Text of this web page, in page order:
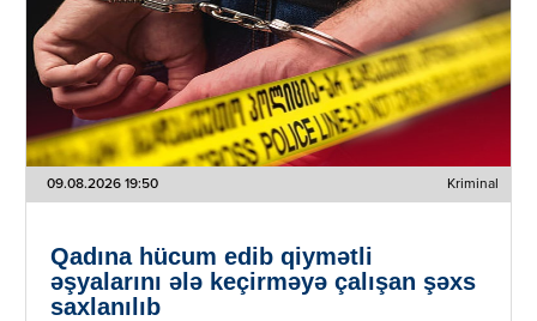
09.08.2026 19:50 Kriminal
Qadına hücum edib qiymətli
əşyalarını ələ keçirməyə çalışan şəxs
saxlanılıb